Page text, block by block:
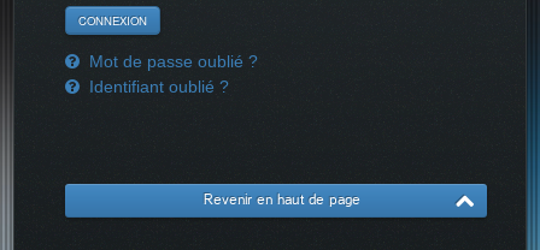
Mot de passe oublié ?
Identifiant oublié ?
Revenir en haut de page